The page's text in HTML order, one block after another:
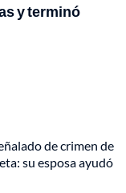
y terminó
de crimen de
su esposa ayudó